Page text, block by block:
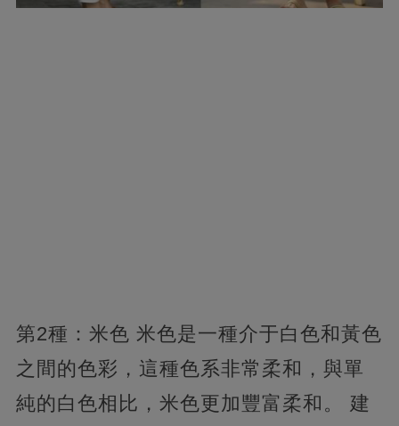
第2種：米色 米色是一種介于白色和黃色
之間的色彩，這種色系非常柔和，與單
純的白色相比，米色更加豐富柔和。 建